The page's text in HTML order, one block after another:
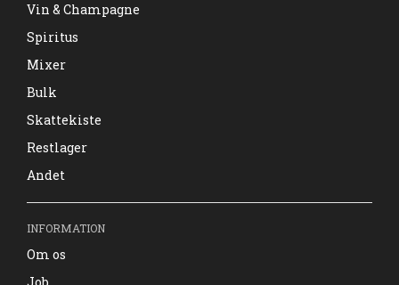
Vin & Champagne
Spiritus
Mixer
Bulk
Skattekiste
Restlager
Andet
INFORMATION
Om os